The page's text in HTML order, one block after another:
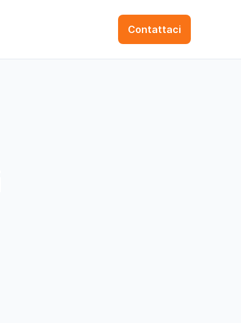
Contattaci